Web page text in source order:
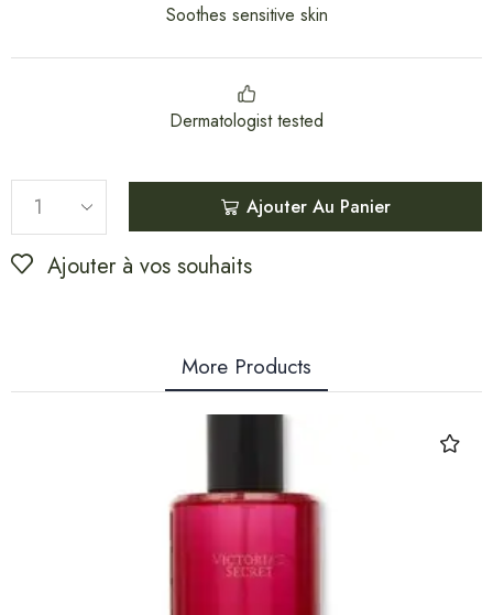
Soothes sensitive skin
Dermatologist tested
Ajouter Au Panier
Ajouter à vos souhaits
More Products